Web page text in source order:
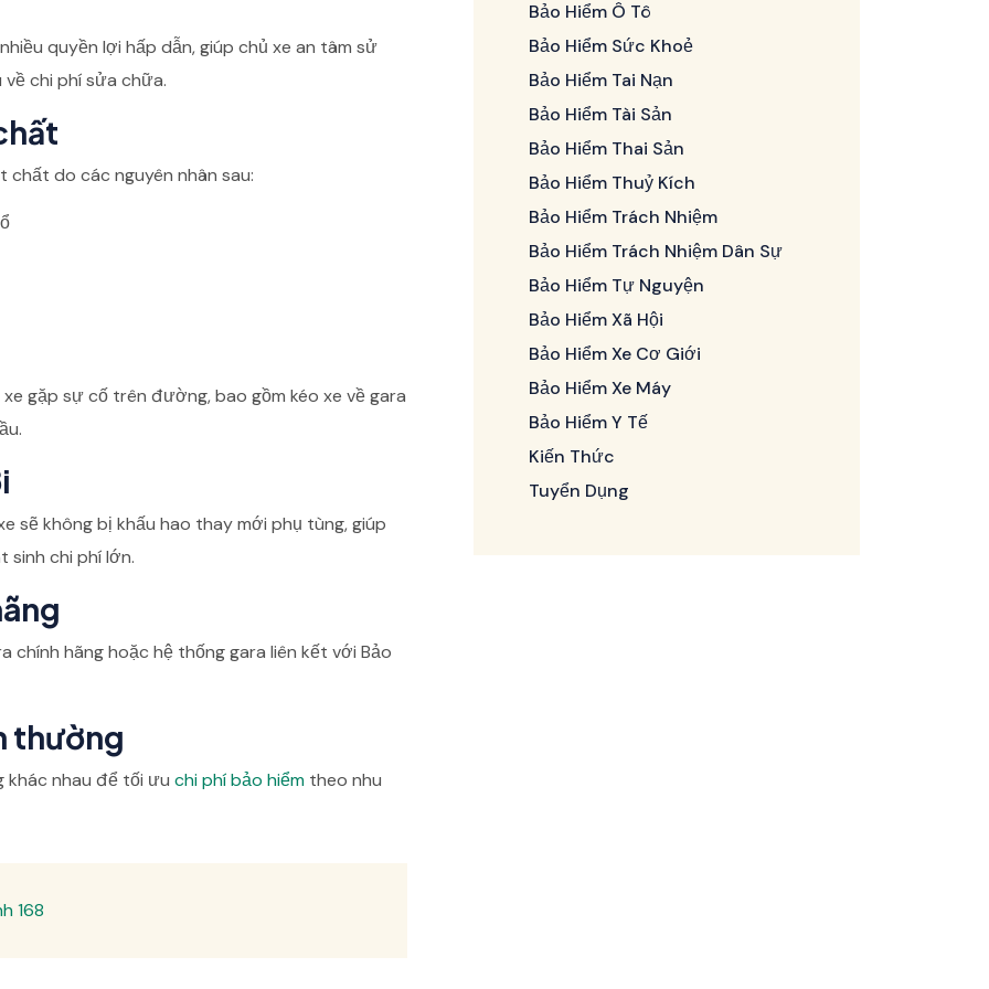
quyền lợi hấp dẫn, giúp chủ xe an tâm sử
chi phí sửa chữa.
do các nguyên nhân sau:
gặp sự cố trên đường, bao gồm kéo xe về gara
sẽ không bị khấu hao thay mới phụ tùng, giúp
sinh chi phí lớn.
hãng hoặc hệ thống gara liên kết với Bảo
thường
khác nhau để tối ưu chi phí bảo hiểm theo nhu
168
Bảo Hiểm Ô Tô
Bảo Hiểm Sức Khoẻ
Bảo Hiểm Tai Nạn
Bảo Hiểm Tài Sản
Bảo Hiểm Thai Sản
Bảo Hiểm Thuỷ Kích
Bảo Hiểm Trách Nhiệm
Bảo Hiểm Trách Nhiệm Dân Sự
Bảo Hiểm Tự Nguyện
Bảo Hiểm Xã Hội
Bảo Hiểm Xe Cơ Giới
Bảo Hiểm Xe Máy
Bảo Hiểm Y Tế
Kiến Thức
Tuyển Dụng